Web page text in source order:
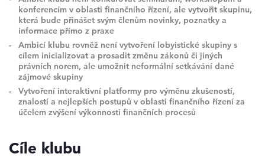
konferencím v oblasti finančního řízení, ale vytvořit skupinu,
která bude přinášet svým členům novinky, poznatky a
informace přímo z praxe
Ambicí klubu rovněž není vytvoření lobyistické skupiny s
cílem inicializovat a prosadit změnu zákonů či jiných
právních norem, ale umožnit neformální setkávání dané
zájmové skupiny
Vytvoření interaktivní platformy pro výměnu zkušeností,
znalostí a nejlepších postupů v oblasti finančního řízení za
účelem zvýšení výkonnosti finančních procesů
Cíle klubu